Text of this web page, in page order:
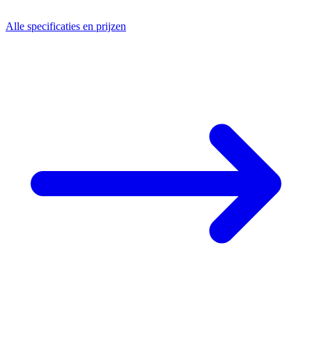
Alle specificaties en prijzen